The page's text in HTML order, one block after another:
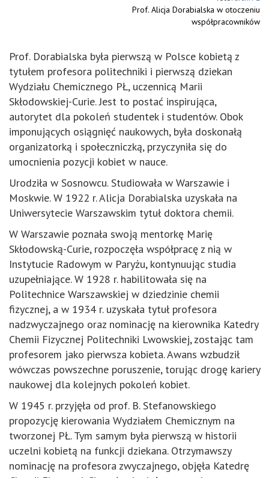
Prof. Alicja Dorabialska w otoczeniu
współpracowników
Prof. Dorabialska była pierwszą w Polsce kobietą z
tytułem profesora politechniki i pierwszą dziekan
Wydziału Chemicznego PŁ, uczennicą Marii
Skłodowskiej-Curie. Jest to postać inspirująca,
autorytet dla pokoleń studentek i studentów. Obok
imponujących osiągnięć naukowych, była doskonałą
organizatorką i społeczniczką, przyczyniła się do
umocnienia pozycji kobiet w nauce.
Urodziła w Sosnowcu. Studiowała w Warszawie i
Moskwie. W 1922 r. Alicja Dorabialska uzyskała na
Uniwersytecie Warszawskim tytuł doktora chemii.
W Warszawie poznała swoją mentorkę Marię
Skłodowską-Curie, rozpoczęła współpracę z nią w
Instytucie Radowym w Paryżu, kontynuując studia
uzupełniające. W 1928 r. habilitowała się na
Politechnice Warszawskiej w dziedzinie chemii
fizycznej, a w 1934 r. uzyskała tytuł profesora
nadzwyczajnego oraz nominację na kierownika Katedry
Chemii Fizycznej Politechniki Lwowskiej, zostając tam
profesorem jako pierwsza kobieta. Awans wzbudził
wówczas powszechne poruszenie, torując drogę kariery
naukowej dla kolejnych pokoleń kobiet.
W 1945 r. przyjęła od prof. B. Stefanowskiego
propozycję kierowania Wydziałem Chemicznym na
tworzonej PŁ. Tym samym była pierwszą w historii
uczelni kobietą na funkcji dziekana. Otrzymawszy
nominację na profesora zwyczajnego, objęła Katedrę